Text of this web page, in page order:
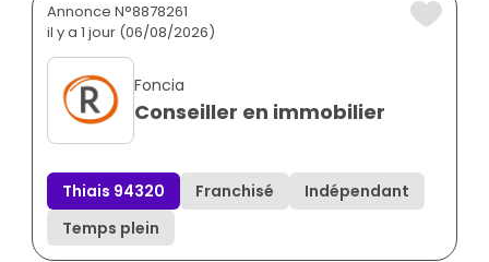
Annonce N°8878261
il y a 1 jour (06/08/2026)
Foncia
Conseiller en immobilier
Thiais 94320 Franchisé
Indépendant
Temps plein